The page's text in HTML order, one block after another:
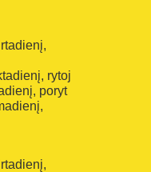
rytoj
poryt